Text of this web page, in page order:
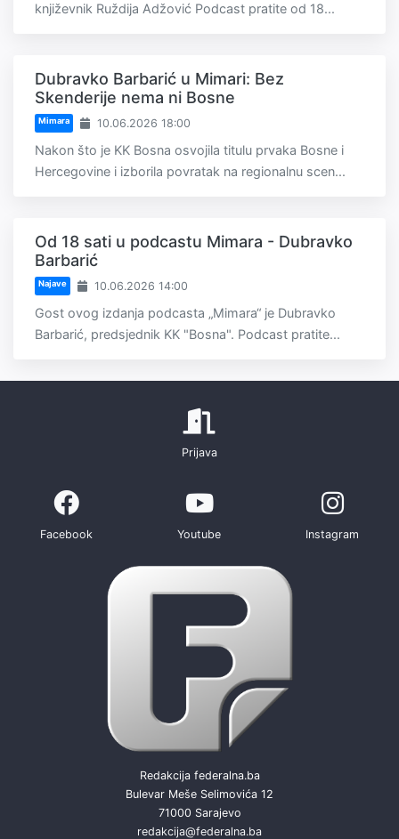
književnik Ruždija Adžović Podcast pratite od 18...
Dubravko Barbarić u Mimari: Bez
Skenderije nema ni Bosne
Mimara 10.06.2026 18:00
Nakon što je KK Bosna osvojila titulu prvaka Bosne i
Hercegovine i izborila povratak na regionalnu scen...
Od 18 sati u podcastu Mimara - Dubravko
Barbarić
Najave 10.06.2026 14:00
Gost ovog izdanja podcasta „Mimara“ je Dubravko
Barbarić, predsjednik KK "Bosna". Podcast pratite...
Prijava
Facebook Youtube Instagram
Redakcija federalna.ba
Bulevar Meše Selimovića 12
71000 Sarajevo
redakcija@federalna.ba